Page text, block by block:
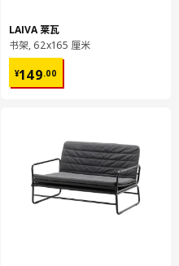
32.2 公升
15.00 公斤
61 厘米
LAIVA 莱瓦
书架, 62x165 厘米
¥149.00
¥ 149.00